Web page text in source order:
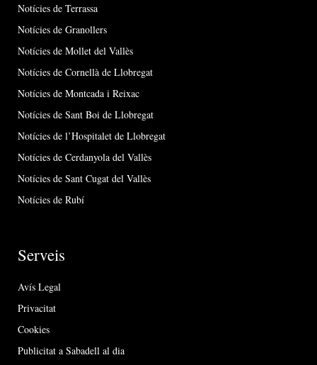
Notícies de Terrassa
Notícies de Granollers
Notícies de Mollet del Vallès
Notícies de Cornellà de Llobregat
Notícies de Montcada i Reixac
Notícies de Sant Boi de Llobregat
Notícies de l’Hospitalet de Llobregat
Notícies de Cerdanyola del Vallès
Notícies de Sant Cugat del Vallès
Notícies de Rubí
Serveis
Avís Legal
Privacitat
Cookies
Publicitat a Sabadell al dia